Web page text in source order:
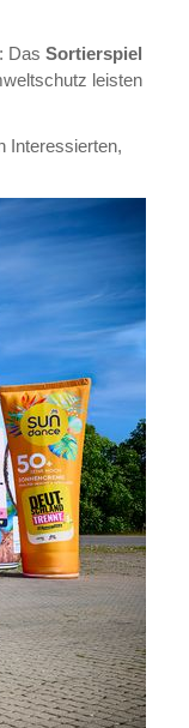
Das Sortierspiel
leisten
Interessierten,